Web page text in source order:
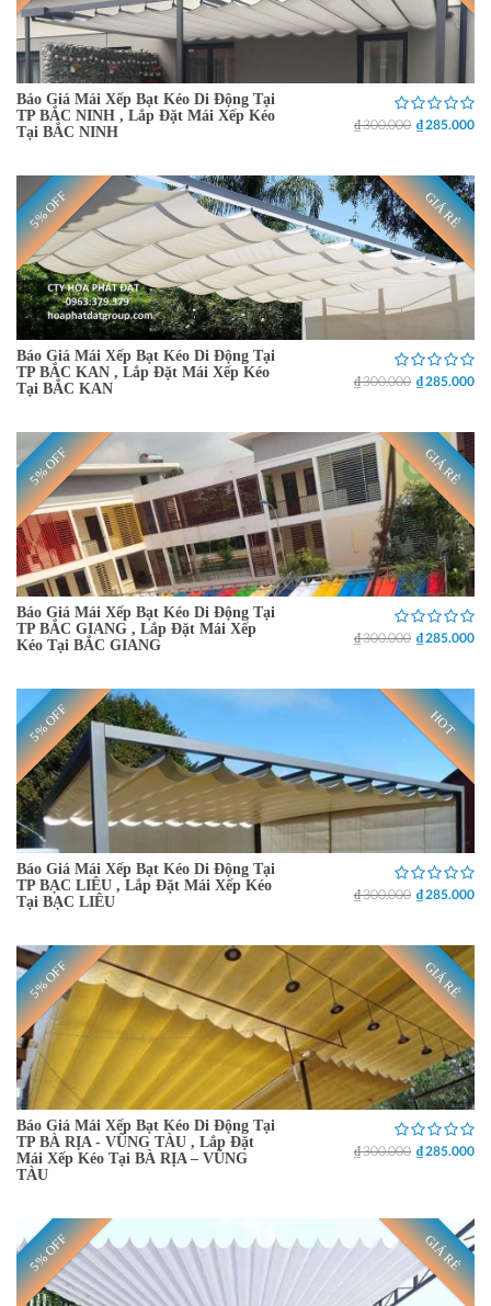
Báo Giá Mái Xếp Bạt Kéo Di Động Tại
TP BẮC NINH , Lắp Đặt Mái Xếp Kéo
Tại BẮC NINH
₫ 300.000 ₫ 285.000
5% OFF GIÁ RẺ
Báo Giá Mái Xếp Bạt Kéo Di Động Tại
TP BẮC KAN , Lắp Đặt Mái Xếp Kéo
Tại BẮC KAN
₫ 300.000 ₫ 285.000
5% OFF GIÁ RẺ
Báo Giá Mái Xếp Bạt Kéo Di Động Tại
TP BẮC GIANG , Lắp Đặt Mái Xếp
Kéo Tại BẮC GIANG
₫ 300.000 ₫ 285.000
5% OFF HOT
Báo Giá Mái Xếp Bạt Kéo Di Động Tại
TP BẠC LIÊU , Lắp Đặt Mái Xếp Kéo
Tại BẠC LIÊU
₫ 300.000 ₫ 285.000
5% OFF GIÁ RẺ
Báo Giá Mái Xếp Bạt Kéo Di Động Tại
TP BÀ RỊA - VŨNG TÀU , Lắp Đặt
Mái Xếp Kéo Tại BÀ RỊA – VŨNG
TÀU
₫ 300.000 ₫ 285.000
5% OFF GIÁ RẺ